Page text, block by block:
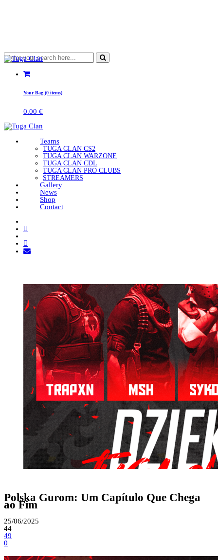
Your Bag (0 items)
0.00 €
Teams
TUGA CLAN CS2
TUGA CLAN WARZONE
TUGA CLAN CDL
TUGA CLAN PRO CLUBS
STREAMERS
Gallery
News
Shop
Contact
Polska Gurom: Um Capítulo Que Chega
ao Fim
25/06/2025
44
49
0